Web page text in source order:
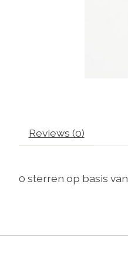
Reviews (0)
0 sterren op basis van